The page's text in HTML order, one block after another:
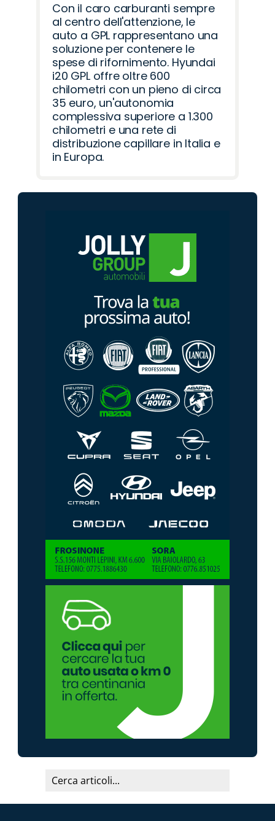
Con il caro carburanti sempre
al centro dell'attenzione, le
auto a GPL rappresentano una
soluzione per contenere le
spese di rifornimento. Hyundai
i20 GPL offre oltre 600
chilometri con un pieno di circa
35 euro, un'autonomia
complessiva superiore a 1.300
chilometri e una rete di
distribuzione capillare in Italia e
in Europa.